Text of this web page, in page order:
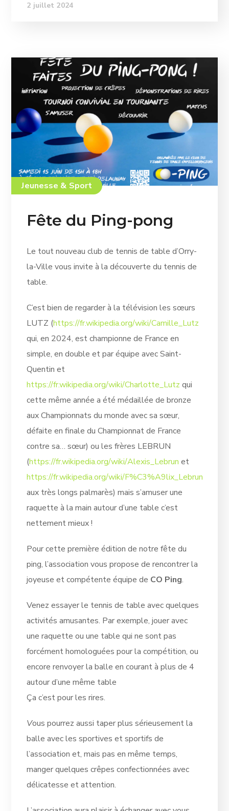
2 juillet 2024
Jeunesse & Sport
Fête du Ping-pong
Le tout nouveau club de tennis de table d’Orry-
la-Ville vous invite à la découverte du tennis de
table.
C’est bien de regarder à la télévision les sœurs
LUTZ (https://fr.wikipedia.org/wiki/Camille_Lutz
qui, en 2024, est championne de France en
simple, en double et par équipe avec Saint-
Quentin et
https://fr.wikipedia.org/wiki/Charlotte_Lutz qui
cette même année a été médaillée de bronze
aux Championnats du monde avec sa sœur,
défaite en finale du Championnat de France
contre sa… sœur) ou les frères LEBRUN
(https://fr.wikipedia.org/wiki/Alexis_Lebrun et
https://fr.wikipedia.org/wiki/F%C3%A9lix_Lebrun
aux très longs palmarès) mais s’amuser une
raquette à la main autour d’une table c’est
nettement mieux !
Pour cette première édition de notre fête du
ping, l’association vous propose de rencontrer la
joyeuse et compétente équipe de CO Ping.
Venez essayer le tennis de table avec quelques
activités amusantes. Par exemple, jouer avec
une raquette ou une table qui ne sont pas
forcément homologuées pour la compétition, ou
encore renvoyer la balle en courant à plus de 4
autour d’une même table
Ça c’est pour les rires.
Vous pourrez aussi taper plus sérieusement la
balle avec les sportives et sportifs de
l’association et, mais pas en même temps,
manger quelques crêpes confectionnées avec
délicatesse et attention.